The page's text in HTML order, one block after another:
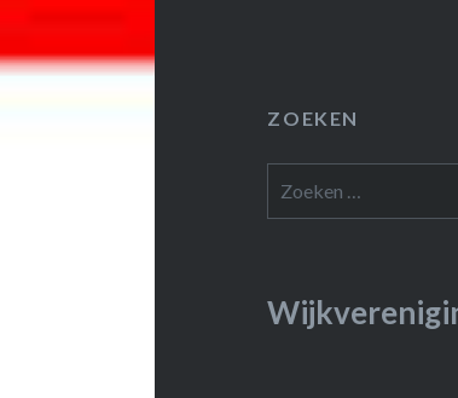
ZOEKEN
naar: